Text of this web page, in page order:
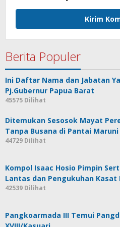
Berita Populer
Ini Daftar Nama dan Jabatan
Pj.Gubernur Papua Barat
45575 Dilihat
Ditemukan Sesosok Mayat
Tanpa Busana di Pantai Maruni
44729 Dilihat
Kompol Isaac Hosio Pimpin
Lantas dan Pengukuhan Kasat
42539 Dilihat
Pangkoarmada III Temui